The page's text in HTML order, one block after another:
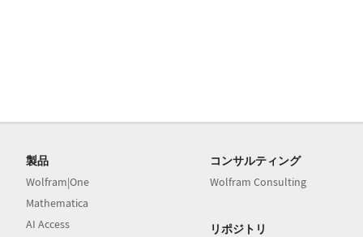
製品
Wolfram|One
Mathematica
AI Access
コンサルティング
Wolfram Consulting
リポジトリ